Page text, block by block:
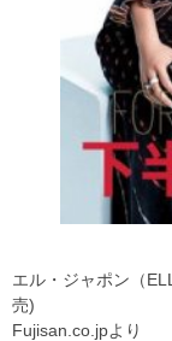
エル・ジャポン（
売)
Fujisan.co.jpより